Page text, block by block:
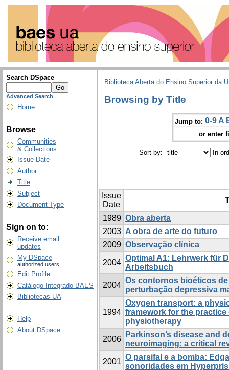
Search DSpace
Advanced Search
Home
Browse
Communities
& Collections
Issue Date
Author
Title
Subject
Document Type
Sign on to:
Receive email
updates
My DSpace
authorized users
Edit Profile
Catálogo Integrado BAES
Bibliotecas UA
Help
About DSpace
Biblioteca Aberta do Ensino Superior da
Browsing by Title
Jump to: 0-9 A
or enter
Sort by: In
Issue
Date
1989 Obra aberta
2003 A obra de arte do futuro
2009 Observação clínica
2004
Optimal A1: Lehrwerk für
Arbeitsbuch
2004
Os contornos bioéticos
perturbação depressiva
1994
Oxygen transport: a
framework for the
physiotherapy
2006
Parkinson’s disease and
neuroimaging: a critical
2001
O parsifal e a bomba:
sonoridades em